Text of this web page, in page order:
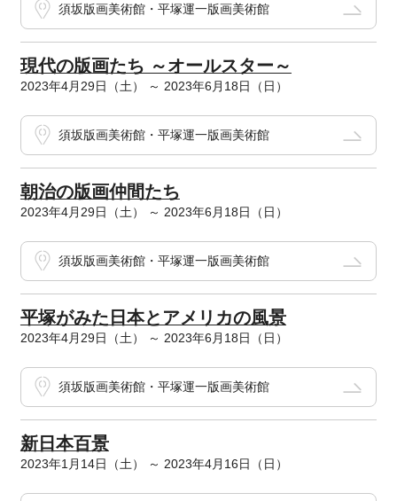
須坂版画美術館・平塚運一版画美術館
現代の版画たち ～オールスター～
2023年4月29日（土） ～ 2023年6月18日（日）
須坂版画美術館・平塚運一版画美術館
朝治の版画仲間たち
2023年4月29日（土） ～ 2023年6月18日（日）
須坂版画美術館・平塚運一版画美術館
平塚がみた日本とアメリカの風景
2023年4月29日（土） ～ 2023年6月18日（日）
須坂版画美術館・平塚運一版画美術館
新日本百景
2023年1月14日（土） ～ 2023年4月16日（日）